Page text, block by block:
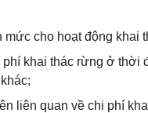
cho hoạt động khai
khai thác rừng ở thời
liên quan về chi phí